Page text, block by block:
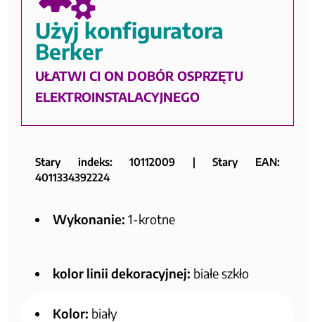
Użyj konfiguratora
Berker
UŁATWI CI ON DOBÓR OSPRZĘTU
ELEKTROINSTALACYJNEGO
Stary indeks: 10112009 | Stary EAN:
4011334392224
Wykonanie: 1-krotne
kolor linii dekoracyjnej: białe szkło
Kolor: biały